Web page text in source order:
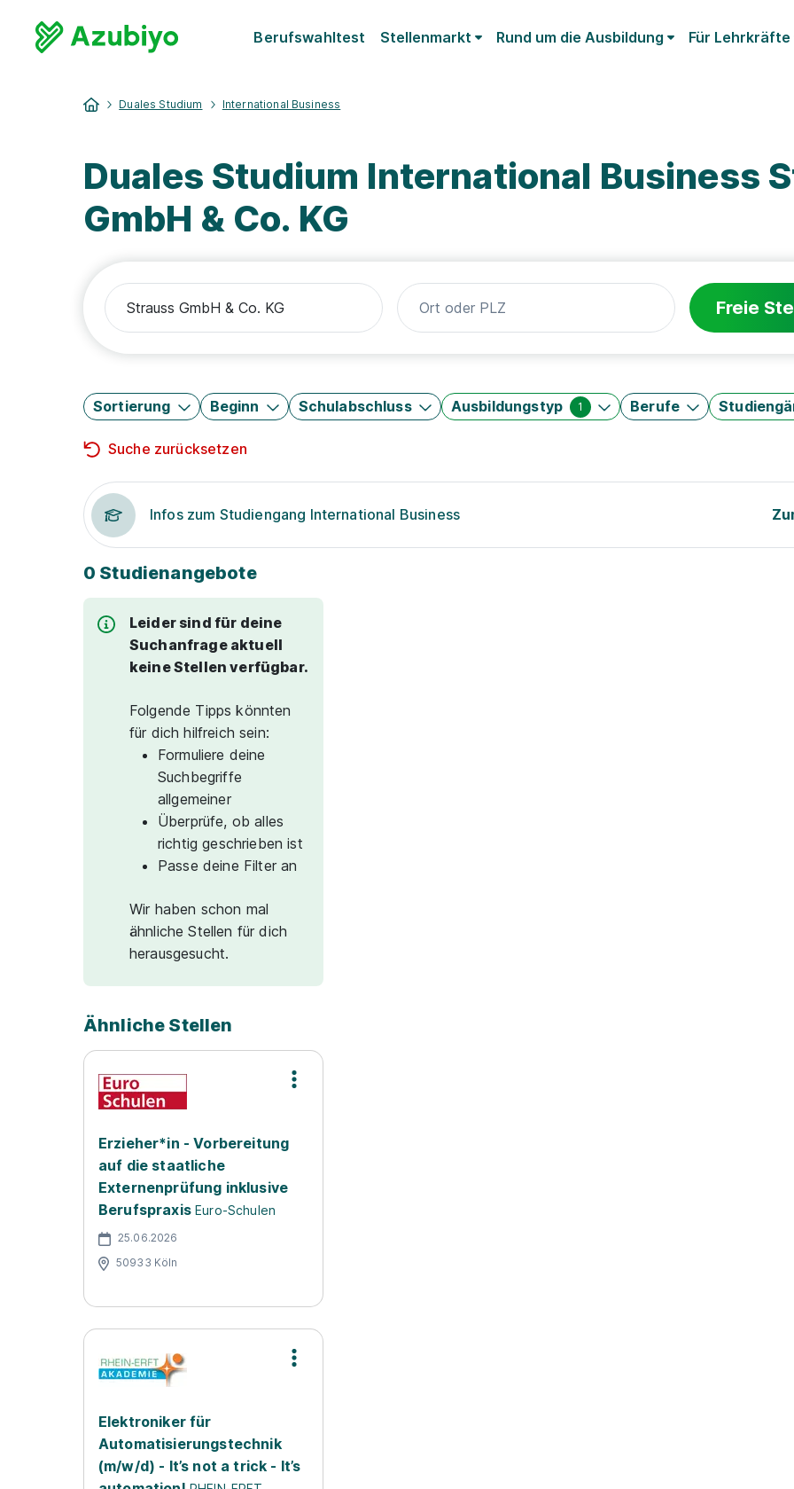
Berufswahltest Stellenmarkt Rund um die Ausbildung Für Lehrkräfte
Duales Studium International Business
Duales Studium International Business
GmbH & Co. KG
Freie
Sortierung Beginn Schulabschluss Ausbildungstyp 1 Berufe
Suche zurücksetzen
Infos zum Studiengang International Business
0 Studienangebote
Leider sind für deine
Suchanfrage aktuell
keine Stellen verfügbar.
Folgende Tipps könnten
für dich hilfreich sein:
Formuliere deine
Suchbegriffe
allgemeiner
Überprüfe, ob alles
richtig geschrieben ist
Passe deine Filter an
Wir haben schon mal
ähnliche Stellen für dich
herausgesucht.
Ähnliche Stellen
Erzieher*in - Vorbereitung
auf die staatliche
Externenprüfung inklusive
Berufspraxis Euro-Schulen
25.06.2026
50933 Köln
Elektroniker für
Automatisierungstechnik
(m/w/d) - It’s not a trick - It’s